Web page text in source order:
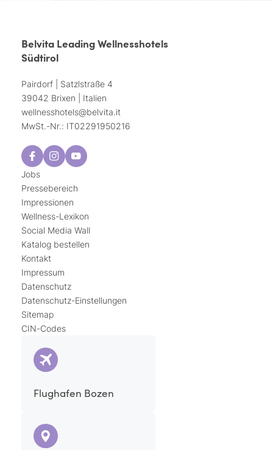
Belvita Leading Wellnesshotels
Südtirol
Pairdorf | Satzlstraße 4
39042 Brixen | Italien
wellnesshotels@belvita.it
MwSt.-Nr.: IT02291950216
Jobs
Pressebereich
Impressionen
Wellness-Lexikon
Social Media Wall
Katalog bestellen
Kontakt
Impressum
Datenschutz
Datenschutz-Einstellungen
Sitemap
CIN-Codes
Flughafen Bozen